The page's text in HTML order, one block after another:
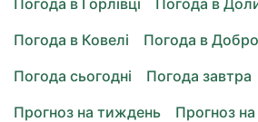
Погода в Горлівці
Погода в
Погода в Ковелі
Погода в
Погода сьогодні
Погода завтра
Прогноз на тиждень
Прогноз